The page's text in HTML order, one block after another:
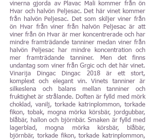
vinerna gjorda av Plavac Mali kommer från ön
Hvar och halvön Peljesac. Det här vinet kommer
från halvön Peljesac. Det som skiljer viner från
ön Hvar från viner från halvön Peljesac är att
viner från ön Hvar är mer koncentrerade och har
mindre framträdande tanniner medan viner från
halvön Peljesac har mindre koncentration och
mer framträdande tanniner. Men det finns
undantag som viner från Grgic och det här vinet.
Vinarija Dingac Dingac 2018 är ett stort,
komplext och elegant vin. Vinets tanniner är
silkeslena och balans mellan tanniner och
fruktighet är strålande. Doften är fylld med mörk
choklad, vanilj, torkade katrinplommon, torkade
fikon, tobak, mogna mörka körsbär, jordgubbar,
blåbär, hallon och björnbär. Smaken är fylld med
lagerblad, mogna mörka körsbär, blåbär,
björnbär, torkade fikon, torkade katrinplommon,